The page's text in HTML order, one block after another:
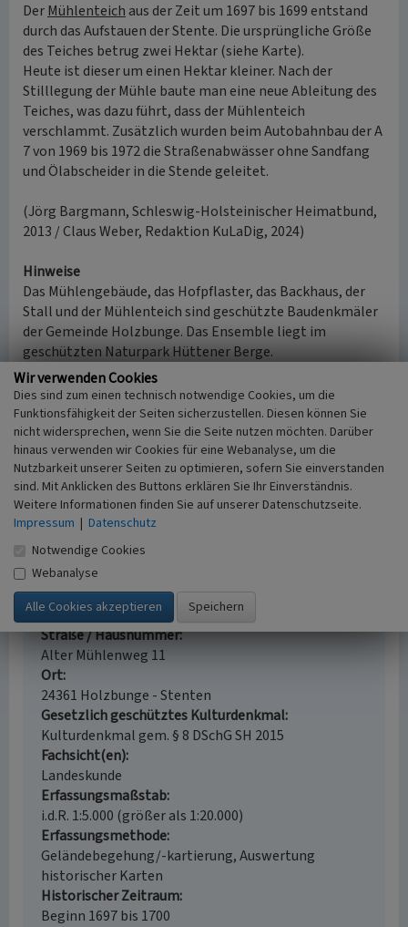
DerMühlenteich aus der Zeit um 1697 bis 1699 entstand
durch das Aufstauen der Stente. Die ursprüngliche Größe
des Teiches betrug zwei Hektar (siehe Karte).
Heute ist dieser um einen Hektar kleiner. Nach der
Stilllegung der Mühle baute man eine neue Ableitung des
Teiches, was dazu führt, dass der Mühlenteich
verschlammt. Zusätzlich wurden beim Autobahnbau der A
7 von 1969 bis 1972 die Straßenabwässer ohne Sandfang
und Ölabscheider in die Stende geleitet.
(Jörg Bargmann, Schleswig-Holsteinischer Heimatbund,
2013 / Claus Weber, Redaktion KuLaDig, 2024)
Hinweise
Das Mühlengebäude, das Hofpflaster, das Backhaus, der
Stall und der Mühlenteich sind geschützte Baudenkmäler
der Gemeinde Holzbunge. Das Ensemble liegt im
geschützten Naturpark Hüttener Berge.
Die Geometrie des Mühlenteiches wurde von historischen
Karten abgegriffen, vor dem Bau der Autobahn.
Internet
www.komoot.com: Klaus SchleiRadler, Wassermühle
Stenten (2021) (abgerufen 12.7.2024)
de.wikipedia.org: Kulturdenkmäler in Holzbunge
(abgerufen 12.7.2024)
Wassermühle Stenten bei Holzbunge
Schlagwörter
Wassermühle Mühlenteich Wehr (Stauanlage)
Straße / Hausnummer
Alter Mühlenweg 11
Ort
24361 Holzbunge - Stenten
Gesetzlich geschütztes Kulturdenkmal
Kulturdenkmal gem. § 8 DSchG SH 2015
Fachsicht(en)
Landeskunde
Erfassungsmaßstab
i.d.R. 1:5.000 (größer als 1:20.000)
Erfassungsmethode
Geländebegehung/-kartierung, Auswertung
historischer Karten
Historischer Zeitraum
Beginn 1697 bis 1700
Wir verwenden Cookies
Dies sind zum einen technisch notwendige Cookies, um die
Funktionsfähigkeit der Seiten sicherzustellen. Diesen können Sie
nicht widersprechen, wenn Sie die Seite nutzen möchten. Darüber
hinaus verwenden wir Cookies für eine Webanalyse, um die
Nutzbarkeit unserer Seiten zu optimieren, sofern Sie einverstanden
sind. Mit Anklicken des Buttons erklären Sie Ihr Einverständnis.
Weitere Informationen finden Sie auf unserer Datenschutzseite.
Impressum | Datenschutz
Notwendige Cookies
Webanalyse